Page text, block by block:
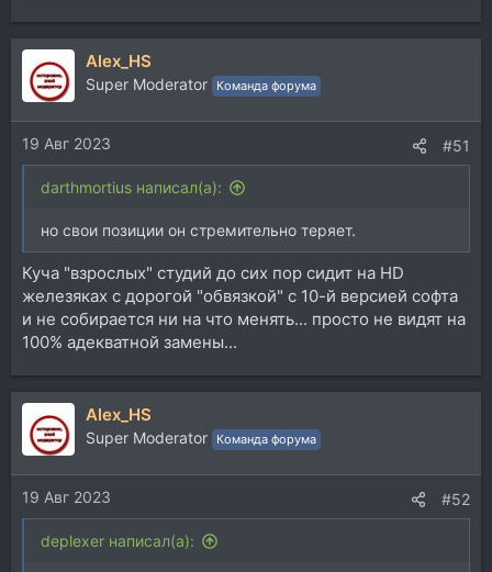
Alex_HS
Super Moderator Команда форума
19 Авг 2023 #51
darthmortius написал(а):
но свои позиции он стремительно теряет.
Куча "взрослых" студий до сих пор сидит на HD
железяках с дорогой "обвязкой" с 10-й версией софта
и не собирается ни на что менять... просто не видят на
100% адекватной замены...
Alex_HS
Super Moderator Команда форума
19 Авг 2023 #52
deplexer написал(а):